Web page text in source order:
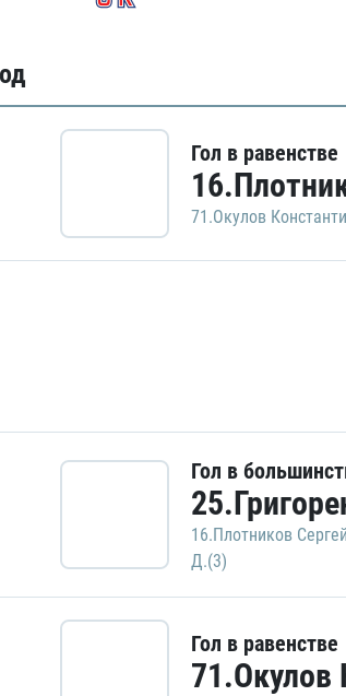
Гол в равенстве
71.Окулов
Гол в
16.Плотников
Д.(3)
Гол в равенстве
71.Окулов